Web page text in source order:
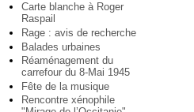
Carte blanche à Roger
Raspail
Rage : avis de recherche
Balades urbaines
Réaménagement du
carrefour du 8-Mai 1945
Fête de la musique
Rencontre xénophile